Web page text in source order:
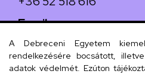
Email
iskola@kossuth-
Cím
A Debreceni Egyetem
rendelkezésére bocsátott,
adatok védelmét. Ezúton